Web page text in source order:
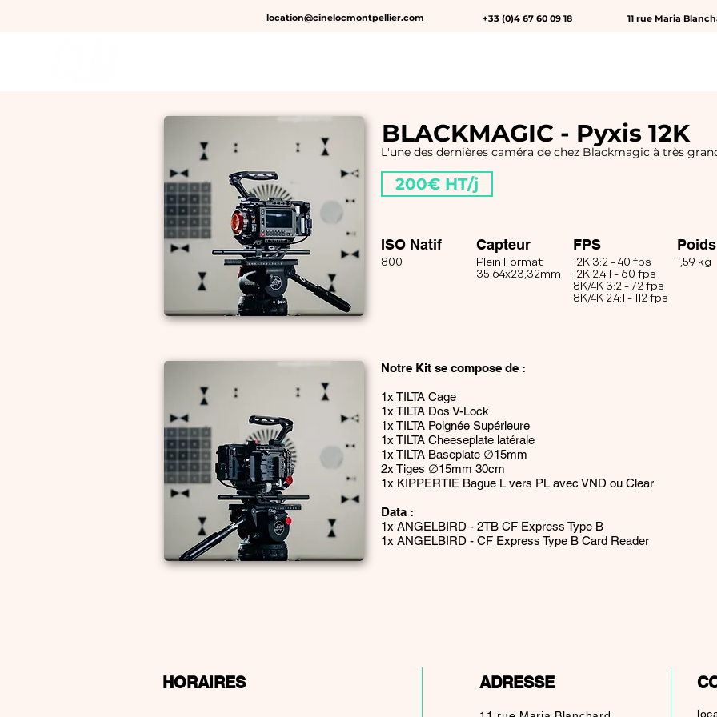
location@cinelocmontpellier.com +33 (0)4 67 60 09 18 11 rue Maria
BLACKMAGIC - Pyxis 12K
L'une des dernières caméra de chez Blackmagic à très
200€ HT/j
ISO Natif
800
Capteur
Plein Format
35.64x23,32mm
FPS
12K 3:2 - 40 fps
12K 2.4:1 - 60 fps
8K/4K 3:2 - 72 fps
8K/4K 2.4:1 - 112 fps
Poids
1,59 kg
Notre Kit se compose de :​
1x TILTA Cage
1x TILTA Dos V-Lock
1x TILTA Poignée Supérieure
1x TILTA Cheeseplate latérale
1x TILTA Baseplate ∅15mm
2x Tiges ∅15mm 30cm
1x KIPPERTIE Bague L vers PL avec VND ou Clear
Data :
1x ANGELBIRD - 2TB CF Express Type B
1x ANGELBIRD - CF Express Type B Card Reader
HORAIRES ADRESSE